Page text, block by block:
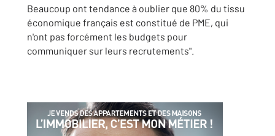
Beaucoup ont tendance à oublier que 80% du tissu
économique français est constitué de PME, qui
n'ont pas forcément les budgets pour
communiquer sur leurs recrutements".